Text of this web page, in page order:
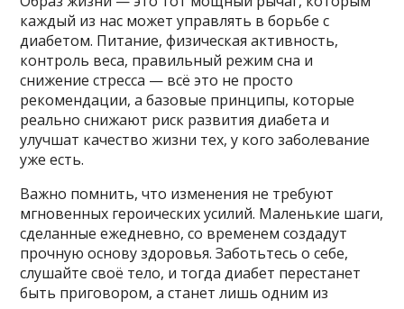
каждый из нас может управлять в борьбе с
диабетом. Питание, физическая активность,
контроль веса, правильный режим сна и
снижение стресса — всё это не просто
рекомендации, а базовые принципы, которые
реально снижают риск развития диабета и
улучшат качество жизни тех, у кого заболевание
уже есть.
Важно помнить, что изменения не требуют
мгновенных героических усилий. Маленькие шаги,
сделанные ежедневно, со временем создадут
прочную основу здоровья. Заботьтесь о себе,
слушайте своё тело, и тогда диабет перестанет
быть приговором, а станет лишь одним из